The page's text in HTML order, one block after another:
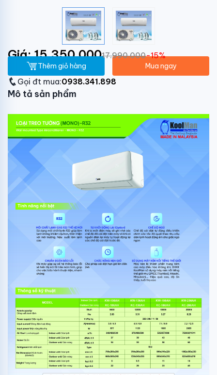
Giá: 15.350.00017.990.000-15%
Thêm giỏ hàng Mua ngay
Gọi đt mua:0938.341.898
Mô tả sản phẩm